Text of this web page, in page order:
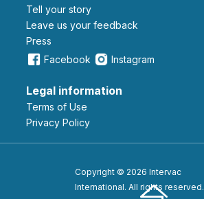
Tell your story
leave us your feedback
Press
Facebook
Instagram
Legal information
Terms of Use
Privacy Policy
Copyright © 2026 Intervac
International. All rights reserved.